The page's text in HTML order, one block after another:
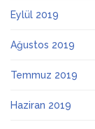
Eylül 2019
Ağustos 2019
Temmuz 2019
Haziran 2019